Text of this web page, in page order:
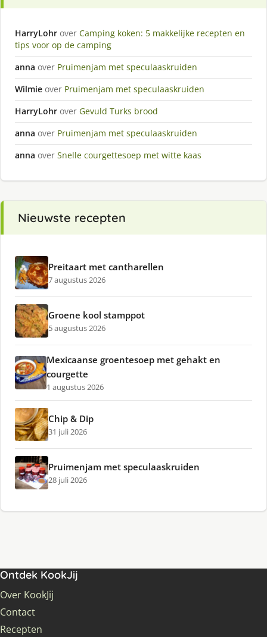
HarryLohr over Camping koken: 5 makkelijke recepten en
tips voor op de camping
anna over Pruimenjam met speculaaskruiden
Wilmie over Pruimenjam met speculaaskruiden
HarryLohr over Gevuld Turks brood
anna over Pruimenjam met speculaaskruiden
anna over Snelle courgettesoep met witte kaas
Nieuwste recepten
Preitaart met cantharellen
7 augustus 2026
Groene kool stamppot
5 augustus 2026
Mexicaanse groentesoep met gehakt en
courgette
1 augustus 2026
Chip & Dip
31 juli 2026
Pruimenjam met speculaaskruiden
28 juli 2026
Ontdek KookJij
Over KookJij
Contact
Recepten